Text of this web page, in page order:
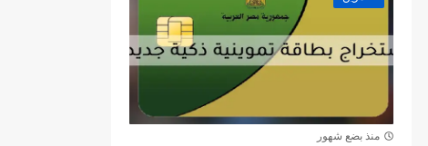
منذ بضع شهور